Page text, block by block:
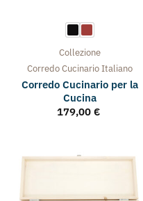
Collezione
Corredo Cucinario Italiano
Corredo Cucinario per la
Cucina
179,00€